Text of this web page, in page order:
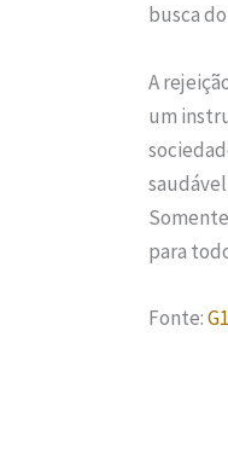
busca
A
um
para
Fonte: